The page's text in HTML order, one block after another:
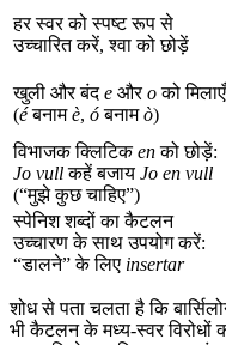
हर स्वर को स्पष्ट रूप से
उच्चारित करें, श्वा को छोड़ें
खुली और बंदe औरoको मिलाएँ
(éबनामè, óबनामò)
विभाजक क्लिटिकenको छोड़ें:
Jo vullकहें बजाय Jo en vull
(“मुझे कुछ चाहिए”)
स्पेनिश शब्दों का कैटलन
उच्चारण के साथ उपयोग करें:
“डालने” के लिए insertar
शोध से पता चलता है कि
भी कैटलन के मध्य-स्वर